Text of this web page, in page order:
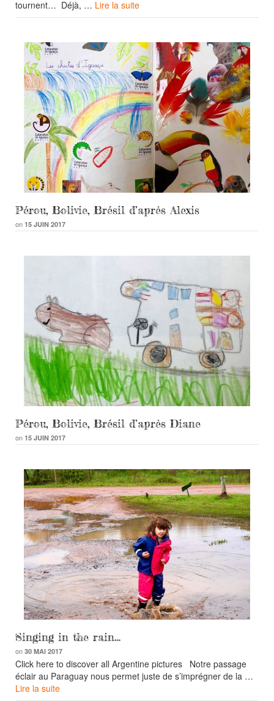
tournent… Déjà, … Lire la suite
Pérou, Bolivie, Brésil d’après Alexis
on 15 JUIN 2017
Pérou, Bolivie, Brésil d’après Diane
on 15 JUIN 2017
Singing in the rain…
on 30 MAI 2017
Click here to discover all Argentine pictures Notre passage
éclair au Paraguay nous permet juste de s’imprégner de la …
Lire la suite